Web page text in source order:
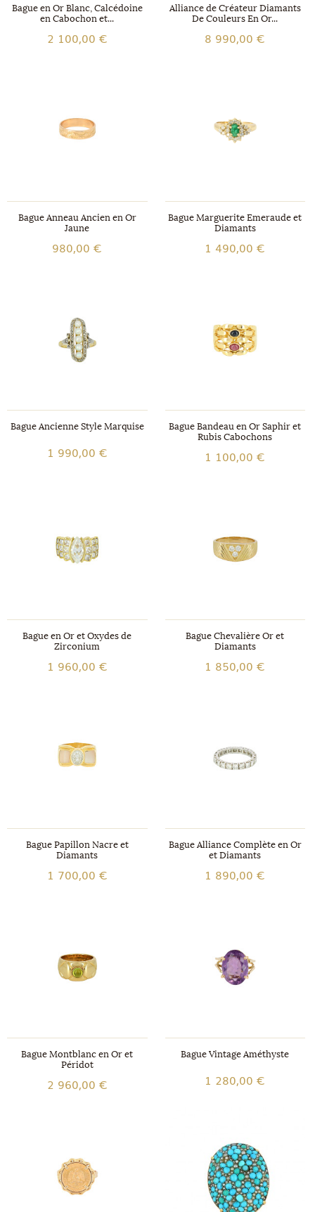
Bague en Or Blanc, Calcédoine
en Cabochon et...
2 100,00 €
Alliance de Créateur Diamants
De Couleurs En Or...
8 990,00 €
Bague Anneau Ancien en Or
Jaune
980,00 €
Bague Marguerite Emeraude et
Diamants
1 490,00 €
Bague Ancienne Style Marquise
1 990,00 €
Bague Bandeau en Or Saphir et
Rubis Cabochons
1 100,00 €
Bague en Or et Oxydes de
Zirconium
1 960,00 €
Bague Chevalière Or et
Diamants
1 850,00 €
Bague Papillon Nacre et
Diamants
1 700,00 €
Bague Alliance Complète en Or
et Diamants
1 890,00 €
Bague Montblanc en Or et
Péridot
2 960,00 €
Bague Vintage Améthyste
1 280,00 €